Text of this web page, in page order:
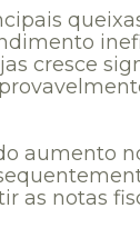
cresce
aumento
as notas